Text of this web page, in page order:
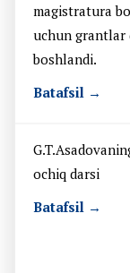
magistratura
uchun grantlar
boshlandi.
Batafsil →
ochiq darsi
Batafsil →